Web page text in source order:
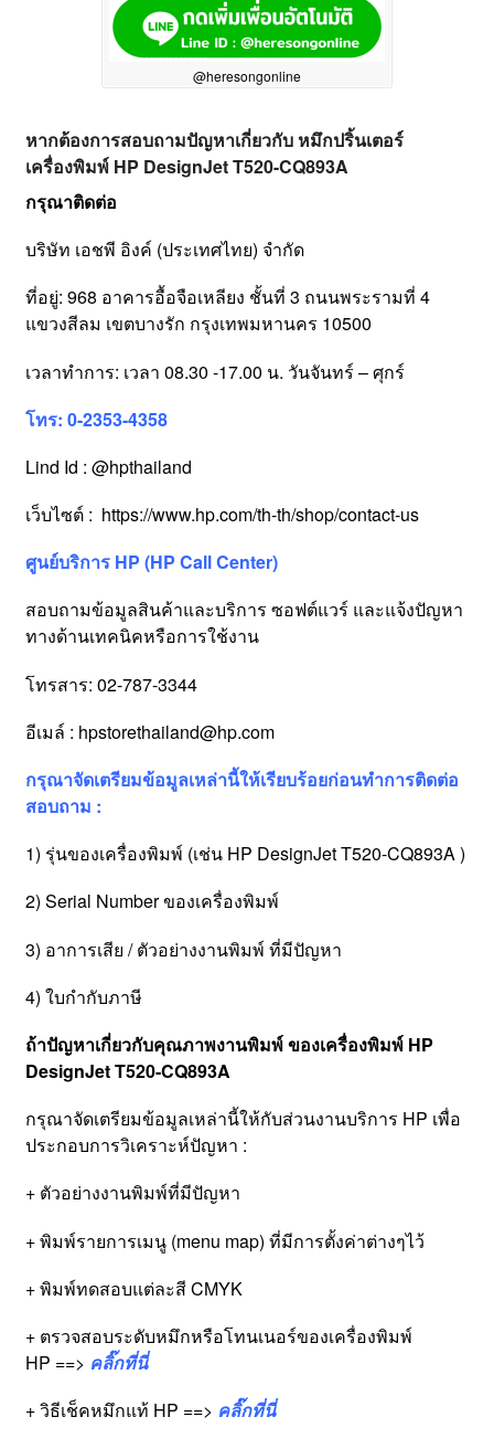
@heresongonline
หากต้องการสอบถามปัญหาเกี่ยวกับ หมึกปริ้นเตอร์
เครื่องพิมพ์ HP DesignJet T520-CQ893A
กรุณาติดต่อ
บริษัท เอชพี อิงค์ (ประเทศไทย) จำกัด
ที่อยู่: 968 อาคารอื้อจือเหลียง ชั้นที่ 3 ถนนพระรามที่ 4
แขวงสีลม เขตบางรัก กรุงเทพมหานคร 10500
เวลาทำการ: เวลา 08.30 -17.00 น. วันจันทร์ – ศุกร์
โทร: 0-2353-4358
Lind Id : @hpthailand
เว็บไซต์ : https://www.hp.com/th-th/shop/contact-us
ศูนย์บริการ HP (HP Call Center)
สอบถามข้อมูลสินค้าและบริการ ซอฟต์แวร์ และแจ้งปัญหา
ทางด้านเทคนิคหรือการใช้งาน
โทรสาร: 02-787-3344
อีเมล์ : hpstorethailand@hp.com
กรุณาจัดเตรียมข้อมูลเหล่านี้ให้เรียบร้อยก่อนทำการติดต่อ
สอบถาม :
1) รุ่นของเครื่องพิมพ์ (เช่น HP DesignJet T520-CQ893A )
2) Serial Number ของเครื่องพิมพ์
3) อาการเสีย / ตัวอย่างงานพิมพ์ ที่มีปัญหา
4) ใบกำกับภาษี
ถ้าปัญหาเกี่ยวกับคุณภาพงานพิมพ์ ของเครื่องพิมพ์ HP
DesignJet T520-CQ893A
กรุณาจัดเตรียมข้อมูลเหล่านี้ให้กับส่วนงานบริการ HP เพื่อ
ประกอบการวิเคราะห์ปัญหา :
+ ตัวอย่างงานพิมพ์ที่มีปัญหา
+ พิมพ์รายการเมนู (menu map) ที่มีการตั้งค่าต่างๆไว้
+ พิมพ์ทดสอบแต่ละสี CMYK
+ ตรวจสอบระดับหมึกหรือโทนเนอร์ของเครื่องพิมพ์
HP ==> คลิ๊กที่นี่
+ วิธีเช็คหมึกแท้ HP ==> คลิ๊กที่นี่